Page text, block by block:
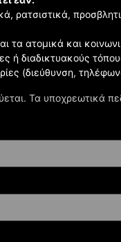
Τα υποχρεωτικά
ρατσιστικά,
τα ατομικά και
ή διαδικτυακούς
(διεύθυνση,